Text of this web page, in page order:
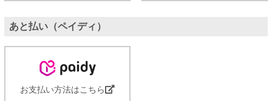
あと払い（ペイディ）
お支払い方法はこちら